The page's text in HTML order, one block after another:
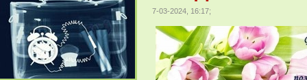
7-03-2024, 16:17;